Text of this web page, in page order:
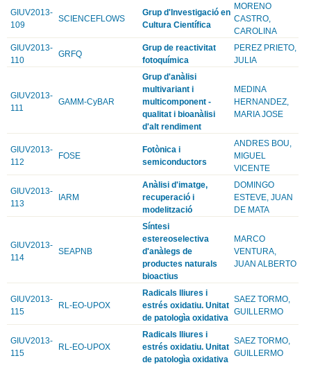
GIUV2013-
109
SCIENCEFLOWS
Grup d'Investigació en
Cultura Científica
MORENO
CASTRO,
CAROLINA
GIUV2013-
110
GRFQ
Grup de reactivitat
fotoquímica
PEREZ PRIETO,
JULIA
GIUV2013-
111
GAMM-CyBAR
Grup d'anàlisi
multivariant i
multicomponent -
qualitat i bioanàlisi
d'alt rendiment
MEDINA
HERNANDEZ,
MARIA JOSE
GIUV2013-
112
FOSE
Fotònica i
semiconductors
ANDRES BOU,
MIGUEL
VICENTE
GIUV2013-
113
IARM
Anàlisi d'imatge,
recuperació i
modelització
DOMINGO
ESTEVE, JUAN
DE MATA
GIUV2013-
114
SEAPNB
Síntesi
estereoselectiva
d'anàlegs de
productes naturals
bioactius
MARCO
VENTURA,
JUAN ALBERTO
GIUV2013-
115
RL-EO-UPOX
Radicals lliures i
estrés oxidatiu. Unitat
de patologìa oxidativa
SAEZ TORMO,
GUILLERMO
GIUV2013-
115
RL-EO-UPOX
Radicals lliures i
estrés oxidatiu. Unitat
de patologìa oxidativa
SAEZ TORMO,
GUILLERMO